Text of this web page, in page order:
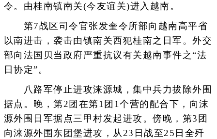
令。由桂南镇南关(今友谊关)进入越南。
第7战区司令官张发奎令所部向越南高平省
以南进击，袭击由镇南关西犯桂南之日军。外交
部向法国贝当政府严重抗议有关越南事件之“法
日协定”。
八路军停止进攻涞源城，集中兵力拔除外围
据点。晚，第2团在第1团1个营的配合下，向沫
源外围日军据点三甲村发起进攻。傍晚，第3团
向涞源外围东团堡进攻，从23日战至25日全歼